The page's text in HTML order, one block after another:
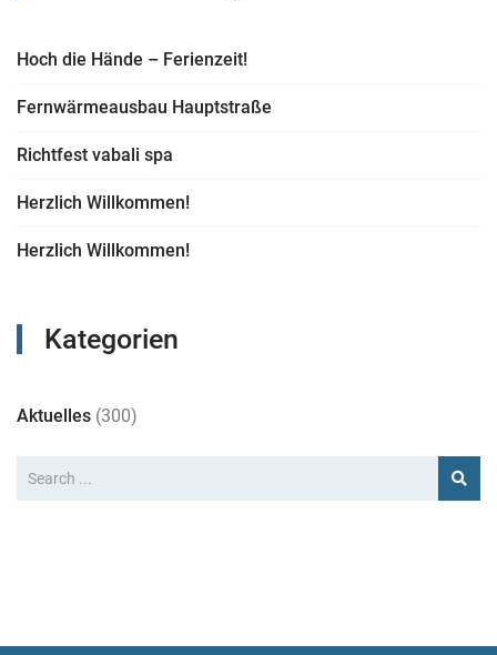
Hoch die Hände – Ferienzeit!
Fernwärmeausbau Hauptstraße
Richtfest vabali spa
Herzlich Willkommen!
Herzlich Willkommen!
Kategorien
Aktuelles (300)